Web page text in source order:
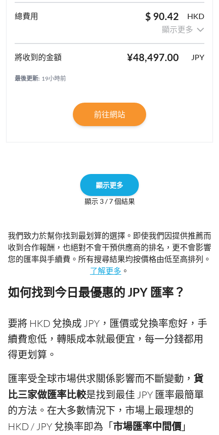
$ 90.42
HKD
顯示更多
¥48,497.00 JPY
最後更新: 19小時前
前往網站
顯示更多
顯示 3 / 7 個結果
我們致力於幫你找到最划算的選擇。即使我們因提供推薦而
收到合作報酬，也絕對不會干預供應商的排名，更不會影響
您的匯率與手續費。所有搜尋結果均按價格由低至高排列。
了解更多 。
如何找到今日最優惠的 JPY 匯率？
要將 HKD 兌換成 JPY，匯價或兌換率愈好，手
續費愈低，轉賬成本就最便宜，每一分錢都用
得更划算。
匯率受全球市場供求關係影響而不斷變動， 貨
比三家做匯率比較是找到最佳 JPY 匯率最簡單
的方法。在大多數情況下，市場上最理想的
HKD / JPY 兌換率即為「市場匯率中間價 」